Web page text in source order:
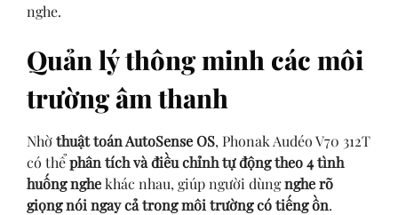
nghe.
Quản lý thông minh các môi
trường âm thanh
Nhờthuật toán AutoSense OS, Phonak Audéo V70 312T
có thểphân tích và điều chỉnh tự động theo 4 tình
huống nghekhác nhau, giúp người dùngnghe rõ
giọng nói ngay cả trong môi trường có tiếng ồn.